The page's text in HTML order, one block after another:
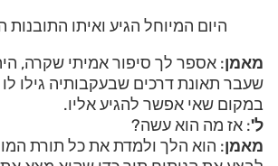
היום המיוחל הגיע ואיתו
מאמן: אספר לך סיפור אמיתי שקרה,
שעבר תאונת דרכים שבעקבותיה גילו
במקום שאי אפשר להגיע אליו.
ל': אז מה הוא עשה?
מאמן: הוא הלך ולמדת את כל תורת